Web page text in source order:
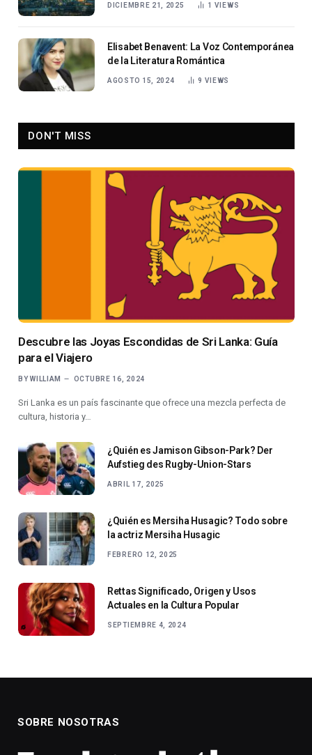
DICIEMBRE 21, 2025 1 VIEWS
Elisabet Benavent: La Voz Contemporánea
de la Literatura Romántica
AGOSTO 15, 2024 9 VIEWS
DON'T MISS
Descubre las Joyas Escondidas de Sri Lanka: Guía
para el Viajero
BY WILLIAM OCTUBRE 16, 2024
Sri Lanka es un país fascinante que ofrece una mezcla perfecta de
cultura, historia y…
¿Quién es Jamison Gibson-Park? Der
Aufstieg des Rugby-Union-Stars
ABRIL 17, 2025
¿Quién es Mersiha Husagic? Todo sobre
la actriz Mersiha Husagic
FEBRERO 12, 2025
Rettas Significado, Origen y Usos
Actuales en la Cultura Popular
SEPTIEMBRE 4, 2024
SOBRE NOSOTRAS